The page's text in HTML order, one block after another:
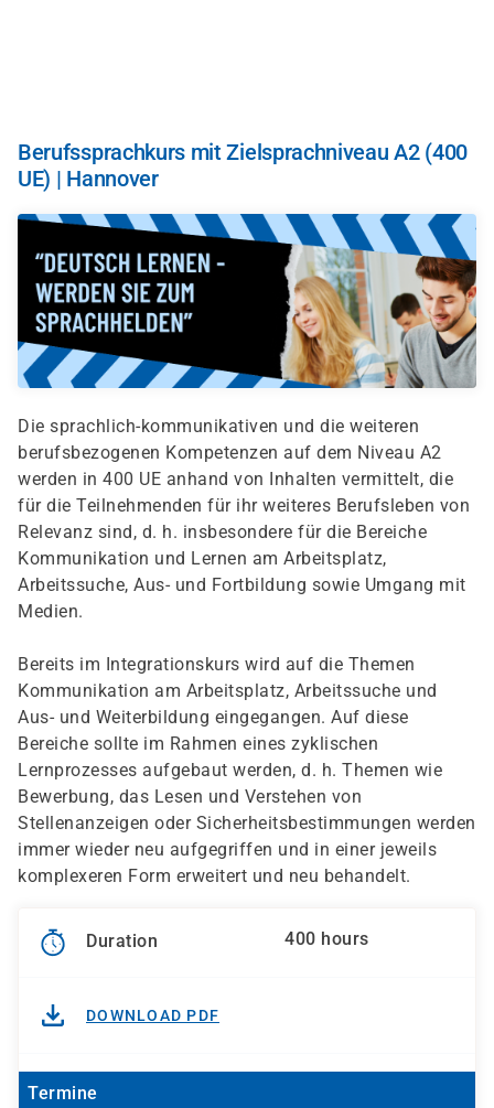
Berufssprachkurs mit Zielsprachniveau A2 (400
UE) | Hannover
Die sprachlich-kommunikativen und die weiteren
berufsbezogenen Kompetenzen auf dem Niveau A2
werden in 400 UE anhand von Inhalten vermittelt, die
für die Teilnehmenden für ihr weiteres Berufsleben von
Relevanz sind, d. h. insbesondere für die Bereiche
Kommunikation und Lernen am Arbeitsplatz,
Arbeitssuche, Aus- und Fortbildung sowie Umgang mit
Medien.
Bereits im Integrationskurs wird auf die Themen
Kommunikation am Arbeitsplatz, Arbeitssuche und
Aus- und Weiterbildung eingegangen. Auf diese
Bereiche sollte im Rahmen eines zyklischen
Lernprozesses aufgebaut werden, d. h. Themen wie
Bewerbung, das Lesen und Verstehen von
Stellenanzeigen oder Sicherheitsbestimmungen werden
immer wieder neu aufgegriffen und in einer jeweils
komplexeren Form erweitert und neu behandelt.
Duration 400 hours
DOWNLOAD PDF
Termine